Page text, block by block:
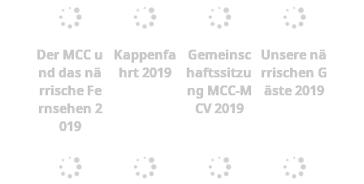
Der MCC u
nd das nä
rrische Fe
rnsehen 2
019
Kappenfa
hrt 2019
Gemeinsc
haftssitzu
ng MCC-M
CV 2019
Unsere nä
rrischen G
äste 2019